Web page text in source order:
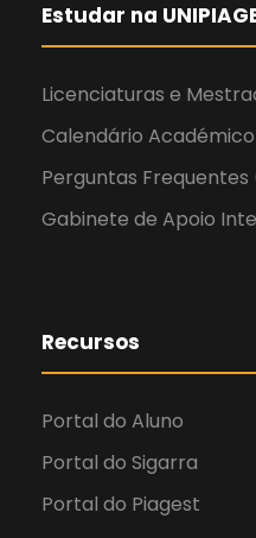
Estudar na
Licenciaturas e
Calendário Académico
Perguntas Frequentes
Gabinete de Apoio
Recursos
Portal do Aluno
Portal do Sigarra
Portal do Piagest